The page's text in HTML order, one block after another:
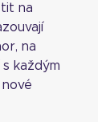
na
na
každým